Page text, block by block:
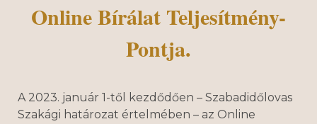
Online Bírálat Teljesítmény-
Pontja.
A 2023. január 1-től kezdődően – Szabadidőlovas
Szakági határozat értelmében – az Online